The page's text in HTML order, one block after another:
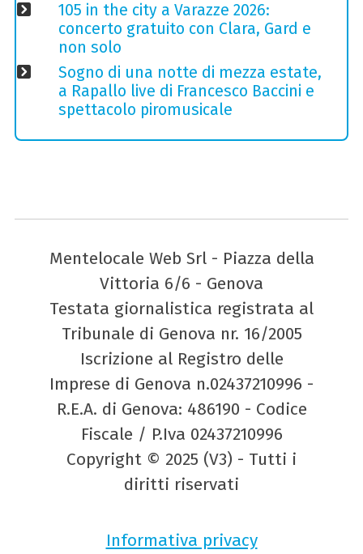
105 in the city a Varazze 2026:
concerto gratuito con Clara, Gard e
non solo
Sogno di una notte di mezza estate,
a Rapallo live di Francesco Baccini e
spettacolo piromusicale
Mentelocale Web Srl - Piazza della
Vittoria 6/6 - Genova
Testata giornalistica registrata al
Tribunale di Genova nr. 16/2005
Iscrizione al Registro delle
Imprese di Genova n.02437210996 -
R.E.A. di Genova: 486190 - Codice
Fiscale / P.Iva 02437210996
Copyright © 2025 (V3) - Tutti i
diritti riservati
Informativa privacy